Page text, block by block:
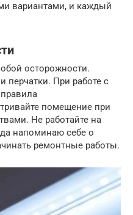
вариантами, и каждый
осторожности.
перчатки. При работе с
помещение при
Не работайте на
напоминаю себе о
ремонтные работы.